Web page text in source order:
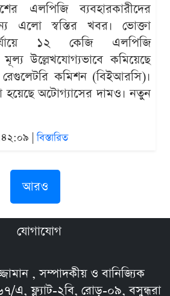
এলপিজি ব্যবহারকারীদের
এলো স্বস্তির খবর। ভোক্তা
১২ কেজি এলপিজি
উল্লেখযোগ্যভাবে কমিয়েছে
রেগুলেটরি কমিশন (বিইআরসি)।
অটোগ্যাসের দামও। নতুন
|বিস্তারিত
আরও
যোগাযোগ
, সম্পাদকীয় ও বানিজ্যিক
এ, ফ্ল্যাট-২বি, রোড়-০৯, বসুন্ধরা